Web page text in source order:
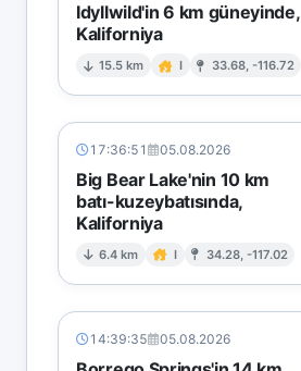
Idyllwild'in 6 km güneyinde,
Kaliforniya
15.5 km I 33.68, -116.72
17:36:51 05.08.2026
Big Bear Lake'nin 10 km
batı-kuzeybatısında,
Kaliforniya
6.4 km I 34.28, -117.02
14:39:35 05.08.2026